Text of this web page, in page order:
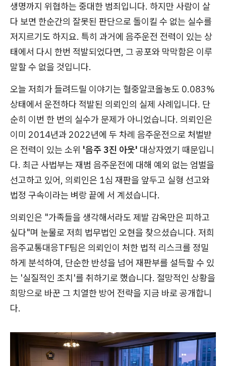
생명까지 위협하는 중대한 범죄입니다. 하지만 사람이 살
다 보면 한순간의 잘못된 판단으로 돌이킬 수 없는 실수를
저지르기도 하지요. 특히 과거에 음주운전 전력이 있는 상
태에서 다시 한번 적발되었다면, 그 공포와 막막함은 이루
말할 수 없을 것입니다.
오늘 저희가 들려드릴 이야기는 혈중알코올농도 0.083%
상태에서 운전하다 적발된 의뢰인의 실제 사례입니다. 단
순히 이번 한 번의 실수가 문제가 아니었습니다. 의뢰인은
이미 2014년과 2022년에 두 차례 음주운전으로 처벌받
은 전력이 있는 소위 '음주 3진 아웃' 대상자였기 때문입니
다. 최근 사법부는 재범 음주운전에 대해 예외 없는 엄벌을
선고하고 있어, 의뢰인은 1심 재판을 앞두고 실형 선고와
법정 구속이라는 벼랑 끝에 서 계셨습니다.
의뢰인은 "가족들을 생각해서라도 제발 감옥만은 피하고
싶다"며 눈물로 저희 법무법인 오현을 찾으셨습니다. 저희
음주교통대응TF팀은 의뢰인이 처한 법적 리스크를 정밀
하게 분석하여, 단순한 반성을 넘어 재판부를 설득할 수 있
는 '실질적인 조치'를 취하기로 했습니다. 절망적인 상황을
희망으로 바꾼 그 치열한 방어 전략을 지금 바로 공개합니
다.